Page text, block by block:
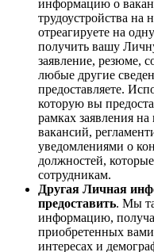
информацию о
трудоустройства
отреагируете на
получить вашу
заявление, резюме,
любые другие
предоставляете.
которую вы
рамках заявления
вакансий,
уведомлениями о
должностей,
сотрудникам.
Другая Личная
предоставить. Мы
информацию,
приобретенных
интересах и